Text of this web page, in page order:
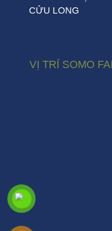
CỬU LONG
VỊ TRÍ SOMO